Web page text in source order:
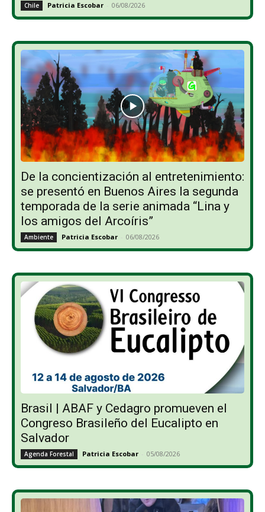
Chile Patricia Escobar - 06/08/2026
De la concientización al entretenimiento:
se presentó en Buenos Aires la segunda
temporada de la serie animada “Lina y
los amigos del Arcoíris”
Ambiente Patricia Escobar - 06/08/2026
Brasil | ABAF y Cedagro promueven el
Congreso Brasileño del Eucalipto en
Salvador
Agenda Forestal Patricia Escobar - 05/08/2026